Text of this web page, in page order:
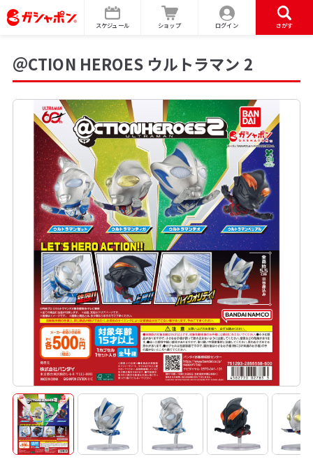
スケジュール ショップ ログイン さがす
＠CTION HEROES ウルトラマン 2